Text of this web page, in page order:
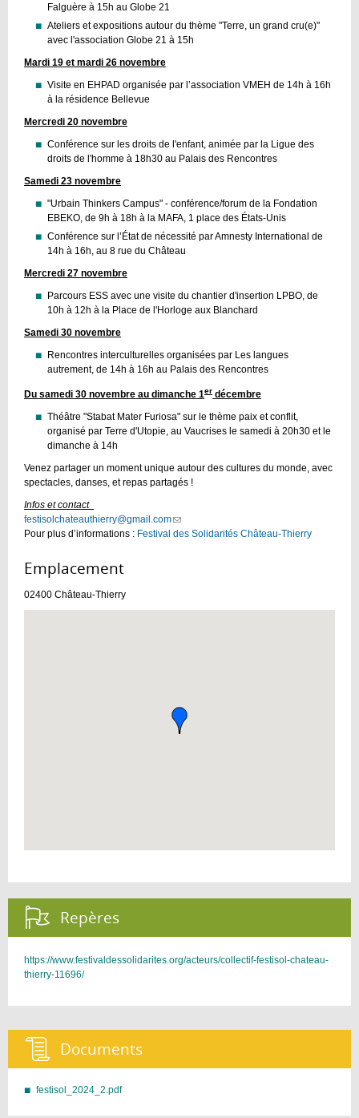
Falguère à 15h au Globe 21
Ateliers et expositions autour du thème "Terre, un grand cru(e)"
avec l'association Globe 21 à 15h
Mardi 19 et mardi 26 novembre
Visite en EHPAD organisée par l’association VMEH de 14h à 16h
à la résidence Bellevue
Mercredi 20 novembre
Conférence sur les droits de l'enfant, animée par la Ligue des
droits de l'homme à 18h30 au Palais des Rencontres
Samedi 23 novembre
"Urbain Thinkers Campus" - conférence/forum de la Fondation
EBEKO, de 9h à 18h à la MAFA, 1 place des États-Unis
Conférence sur l’État de nécessité par Amnesty International de
14h à 16h, au 8 rue du Château
Mercredi 27 novembre
Parcours ESS avec une visite du chantier d'insertion LPBO, de
10h à 12h à la Place de l'Horloge aux Blanchard
Samedi 30 novembre
Rencontres interculturelles organisées par Les langues
autrement, de 14h à 16h au Palais des Rencontres
Du samedi 30 novembre au dimanche 1er décembre
Théâtre "Stabat Mater Furiosa" sur le thème paix et conflit,
organisé par Terre d'Utopie, au Vaucrises le samedi à 20h30 et le
dimanche à 14h
Venez partager un moment unique autour des cultures du monde, avec
spectacles, danses, et repas partagés !
Infos et contact
festisolchateauthierry@gmail.com(link
sends
Pour plus d’informations : Festival des Solidarités Château-Thierry
Emplacement :
02400 Château-Thierry
Repères :
https://www.festivaldessolidarites.org/acteurs/collectif-festisol-chateau-
thierry-11696/
Documents :
festisol_2024_2.pdf